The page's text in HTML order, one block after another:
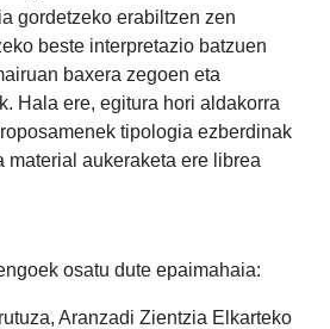
gordetzeko erabiltzen zen
beste interpretazio batzuen
baxera zegoen eta
Hala ere, egitura hori aldakorra
tipologia ezberdinak
material aukeraketa ere librea
osatu dute epaimahaia:
Aranzadi Zientzia Elkarteko